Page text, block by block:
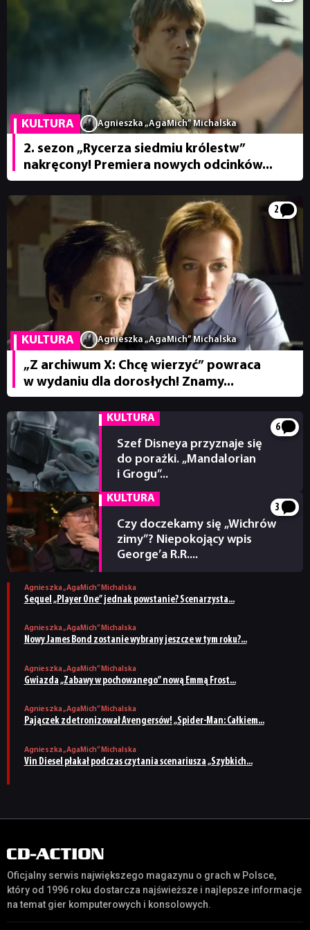
KULTURA Agnieszka „AgaMich” Michalska
2. sezon „Rycerza siedmiu królestw”
nakręcony! Premiera nowych odcinków...
2
KULTURA Agnieszka „AgaMich” Michalska
„Z archiwum X: Chcę wierzyć” powraca
w wydaniu dla dorosłych! Znamy...
KULTURA
6
Szef Disneya przyznaje się
do porażki. „Mandalorian
i Grogu”...
KULTURA
3
Czy doczekamy się „Wichrów
zimy”? Niepokojący wpis
George’a R.R....
Agnieszka „AgaMich” Michalska
Sequel „Player One” jednak powstanie? Scenarzysta...
Agnieszka „AgaMich” Michalska
Nowy James Bond zostanie wybrany jeszcze w tym roku?...
Agnieszka „AgaMich” Michalska
Gwiazda „Zabawy w pochowanego” nową Emmą Frost...
Agnieszka „AgaMich” Michalska
Pajączek zdetronizował Avengersów! „Spider-Man: Całkiem...
Agnieszka „AgaMich” Michalska
Vin Diesel płakał podczas czytania scenariusza „Szybkich...
Oficjalny serwis największego magazynu o grach w Polsce,
który od 1996 roku dostarcza najświeższe i najlepsze informacje
na temat gier komputerowych i konsolowych.